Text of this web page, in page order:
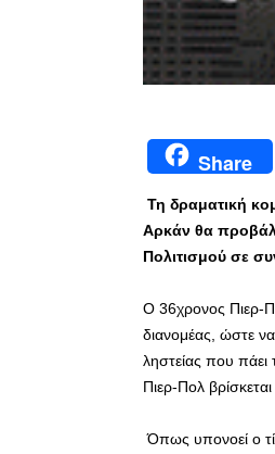
Share
Τη δραματική
Αρκάν θα
Πολιτισμού σε
Ο 36χρονος Πιερ-
διανομέας, ώστε
ληστείας που πάει
Πιερ-Πολ
Όπως υπονοεί ο